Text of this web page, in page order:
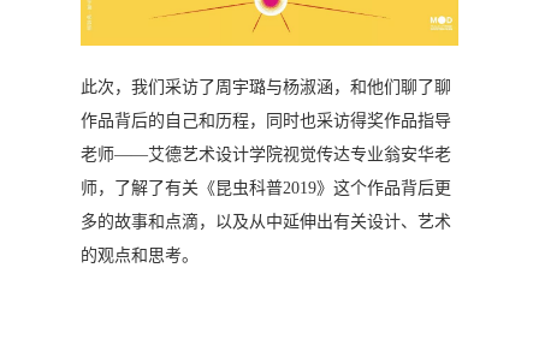
此次，我们采访了周宇璐与杨淑涵，和他们聊了聊
作品背后的自己和历程，同时也采访得奖作品指导
老师——艾德艺术设计学院视觉传达专业翁安华老
师，了解了有关《昆虫科普2019》这个作品背后更
多的故事和点滴，以及从中延伸出有关设计、艺术
的观点和思考。